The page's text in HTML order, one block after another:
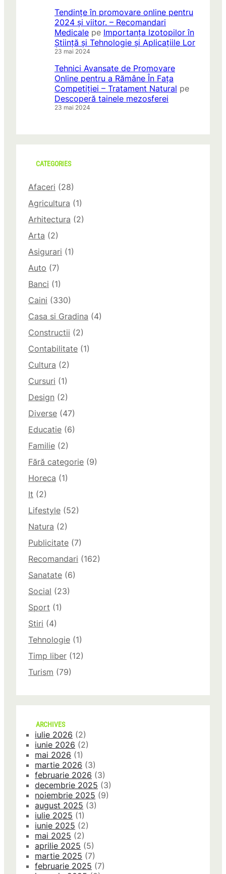
Tendințe în promovare online pentru
2024 și viitor. – Recomandari
Medicale pe Importanța Izotopilor în
Știință și Tehnologie și Aplicațiile Lor
23 mai 2024
Tehnici Avansate de Promovare
Online pentru a Rămâne În Fața
Competiției – Tratament Natural pe
Descoperă tainele mezosferei
23 mai 2024
CATEGORIES
Afaceri (28)
Agricultura (1)
Arhitectura (2)
Arta (2)
Asigurari (1)
Auto (7)
Banci (1)
Caini (330)
Casa si Gradina (4)
Constructii (2)
Contabilitate (1)
Cultura (2)
Cursuri (1)
Design (2)
Diverse (47)
Educatie (6)
Familie (2)
Fără categorie (9)
Horeca (1)
It (2)
Lifestyle (52)
Natura (2)
Publicitate (7)
Recomandari (162)
Sanatate (6)
Social (23)
Sport (1)
Stiri (4)
Tehnologie (1)
Timp liber (12)
Turism (79)
ARCHIVES
iulie 2026 (2)
iunie 2026 (2)
mai 2026 (1)
martie 2026 (3)
februarie 2026 (3)
decembrie 2025 (3)
noiembrie 2025 (9)
august 2025 (3)
iulie 2025 (1)
iunie 2025 (2)
mai 2025 (2)
aprilie 2025 (5)
martie 2025 (7)
februarie 2025 (7)